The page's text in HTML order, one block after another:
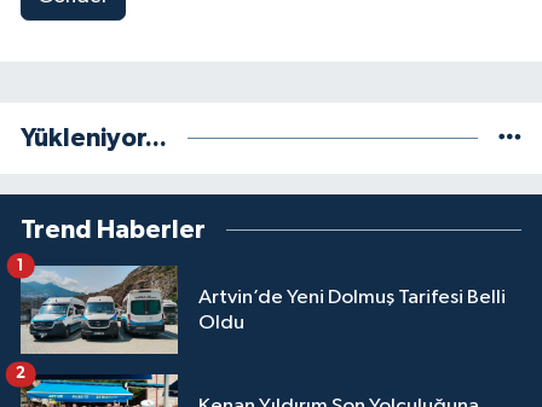
Yükleniyor...
Trend Haberler
Artvin’de Yeni Dolmuş Tarifesi Belli
Oldu
1
2